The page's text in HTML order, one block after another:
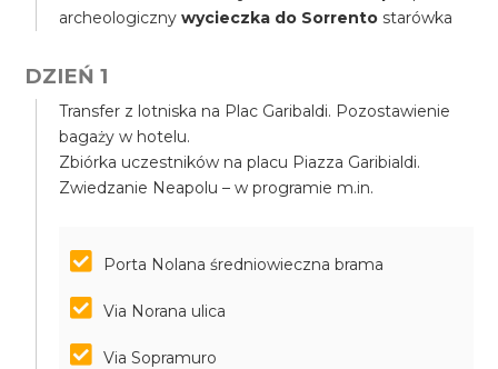
archeologicznywycieczka do Sorrento starówka
DZIEŃ 1
Transfer z lotniska na Plac Garibaldi. Pozostawienie
bagaży w hotelu.
Zbiórka uczestników na placu Piazza Garibialdi.
Zwiedzanie Neapolu – w programie m.in.
Porta Nolana średniowieczna brama
Via Norana ulica
Via Sopramuro